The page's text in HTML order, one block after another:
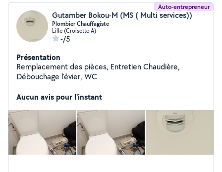
Auto-entrepreneur
Gutamber Bokou-M (MS ( Multi services))
Plombier Chauffagiste
Lille (Croisette A)
-/5
Présentation
Remplacement des pièces, Entretien Chaudière,
Débouchage l'évier, WC
Aucun avis pour l'instant